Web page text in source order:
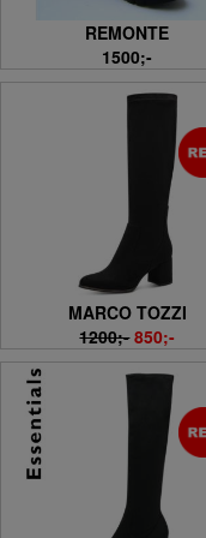
REMONTE
1500;-
MARCO TOZZI
1200;- 850;-